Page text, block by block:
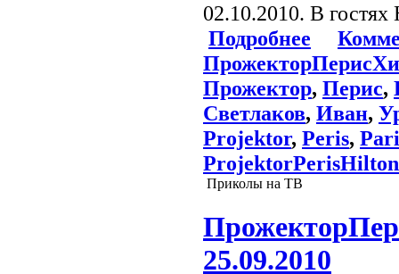
02.10.2010. В
Подробнее
Прожектор, Перис,
Светлаков, Иван,
Projektor, Peris,
ProjektorPerisHilton
Приколы на ТВ
25.09.2010